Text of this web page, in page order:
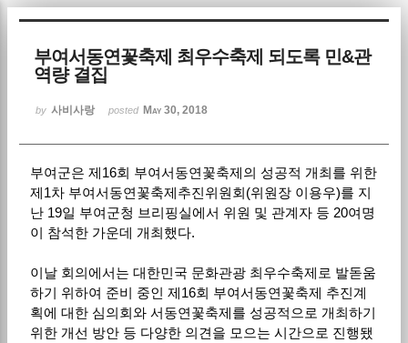
부여서동연꽃축제 최우수축제 되도록 민&관
역량 결집
by 사비사랑 posted May 30, 2018
부여군은 제16회 부여서동연꽃축제의 성공적 개최를 위한
제1차 부여서동연꽃축제추진위원회(위원장 이용우)를 지
난 19일 부여군청 브리핑실에서 위원 및 관계자 등 20여명
이 참석한 가운데 개최했다.
이날 회의에서는 대한민국 문화관광 최우수축제로 발돋움
하기 위하여 준비 중인 제16회 부여서동연꽃축제 추진계
획에 대한 심의회와 서동연꽃축제를 성공적으로 개최하기
위한 개선 방안 등 다양한 의견을 모으는 시간으로 진행됐
Sketchbook5, 스케치북5
Sketchbook5, 스케치북5